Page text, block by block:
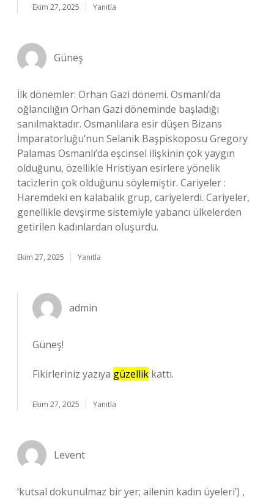
Ekim 27, 2025 Yanıtla
Güneş
İlk dönemler: Orhan Gazi dönemi. Osmanlı’da
oğlancılığın Orhan Gazi döneminde başladığı
sanılmaktadır. Osmanlılara esir düşen Bizans
İmparatorluğu’nun Selanik Başpiskoposu Gregory
Palamas Osmanlı’da eşcinsel ilişkinin çok yaygın
olduğunu, özellikle Hristiyan esirlere yönelik
tacizlerin çok olduğunu söylemiştir. Cariyeler :
Haremdeki en kalabalık grup, cariyelerdi. Cariyeler,
genellikle devşirme sistemiyle yabancı ülkelerden
getirilen kadınlardan oluşurdu.
Ekim 27, 2025 Yanıtla
admin
Güneş!
Fikirleriniz yazıya güzellik kattı.
Ekim 27, 2025 Yanıtla
Levent
‘kutsal dokunulmaz bir yer; ailenin kadın üyeleri’) ,